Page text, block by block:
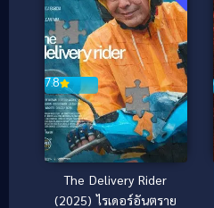
7.8
The Delivery Rider
(2025) ไรเดอร์อันตราย